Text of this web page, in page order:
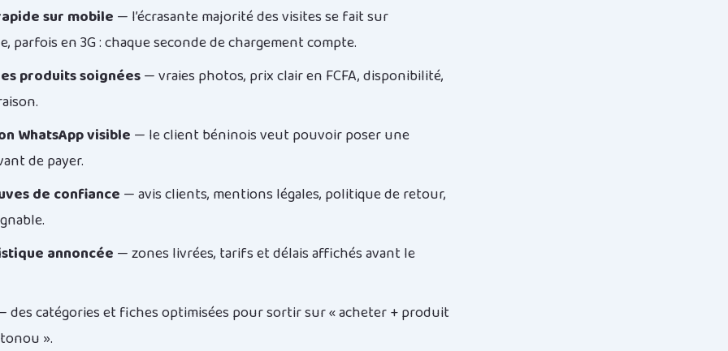
sur mobile — l’écrasante majorité des visites se fait sur
parfois en 3G : chaque seconde de chargement compte.
produits soignées— vraies photos, prix clair en FCFA, disponibilité,
WhatsApp visible — le client béninois veut pouvoir poser une
de payer.
de confiance — avis clients, mentions légales, politique de retour,
annoncée — zones livrées, tarifs et délais affichés avant le
des catégories et fiches optimisées pour sortir sur « acheter + produit
».